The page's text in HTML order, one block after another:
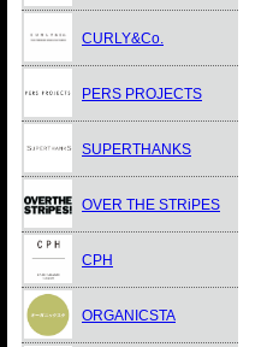
CURLY&Co.
PERS PROJECTS
SUPERTHANKS
OVER THE STRiPES
CPH
ORGANICSTA